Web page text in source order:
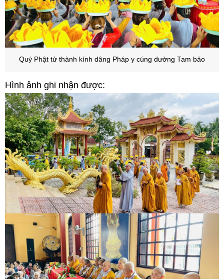
Quý Phật tử thành kính dâng Pháp y cúng dường Tam bảo
Hình ảnh ghi nhận được: